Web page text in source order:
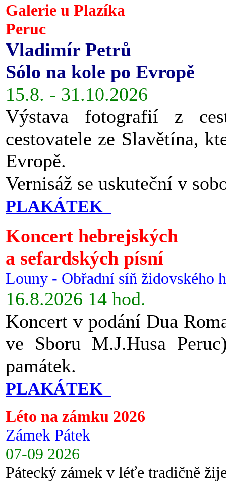
Galerie u Plazíka
Peruc
Vladimír Petrů
Sólo na kole po Evropě
15.8. - 31.10.2026
Výstava fotografií z
cestovatele ze Slavětína,
Evropě.
Vernisáž se uskuteční v
PLAKÁTEK
Koncert hebrejských
a sefardských písní
Louny - Obřadní síň židovského
16.8.2026 14 hod.
Koncert v podání Dua
ve Sboru M.J.Husa
památek.
PLAKÁTEK
Léto na zámku 2026
Zámek Pátek
07-09 2026
Pátecký zámek v léťe tradičně